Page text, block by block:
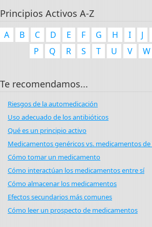
Principios Activos A-Z
A B C D E F G H I J
P
Q R S T U V W
Te recomendamos...
Riesgos de la automedicación
Uso adecuado de los antibióticos
Qué es un principio activo
Medicamentos genéricos vs. medicamentos de
Cómo tomar un medicamento
Cómo interactúan los medicamentos entre sí
Cómo almacenar los medicamentos
Efectos secundarios más comunes
Cómo leer un prospecto de medicamentos